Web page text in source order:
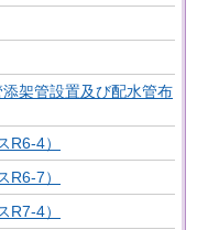
架管設置及び配水管布
R6-4）
R6-7）
R7-4）